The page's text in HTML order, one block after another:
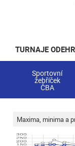
TURNAJE
Sportovní
žebříček
ČBA
Maxima, minima a